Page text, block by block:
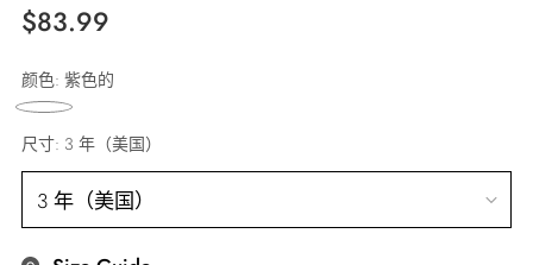
正
常
价
格
$83.99
颜色: 紫色的
尺寸: 3 年（美国）